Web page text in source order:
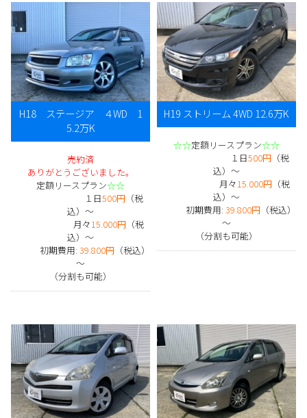
H18 ステージア ４WD 1
5.2万K
売約済
ありがとうございました。
定額リースプラン☆☆
１日500円（税
込）～
月々15.000円（税
込）～
初期費用: 39.800円 （税込）
～
（分割も可能）
H19 ストリーム 4WD 12.6万K
☆☆定額リースプラン☆☆
１日500円（税
込）～
月々15.000円（税
込）～
初期費用: 39.800円 （税込）
～
（分割も可能）